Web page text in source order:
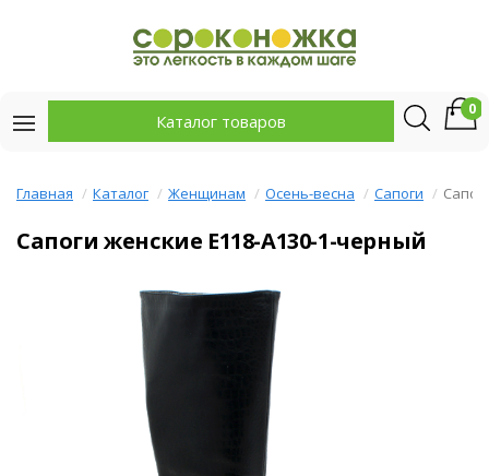
Каталог товаров
0
Главная Каталог Женщинам Осень-весна Сапоги
Сапоги женские E118-A130-1-черный